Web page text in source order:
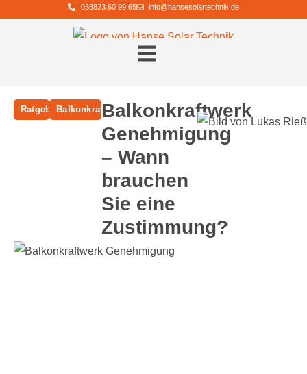
038823 60 99 65 info@hansesolartechnik.de
RatgeberBalkonkraftwerkeBalkonkraftwerk
Genehmigung
– Wann
brauchen
Sie eine
Zustimmung?